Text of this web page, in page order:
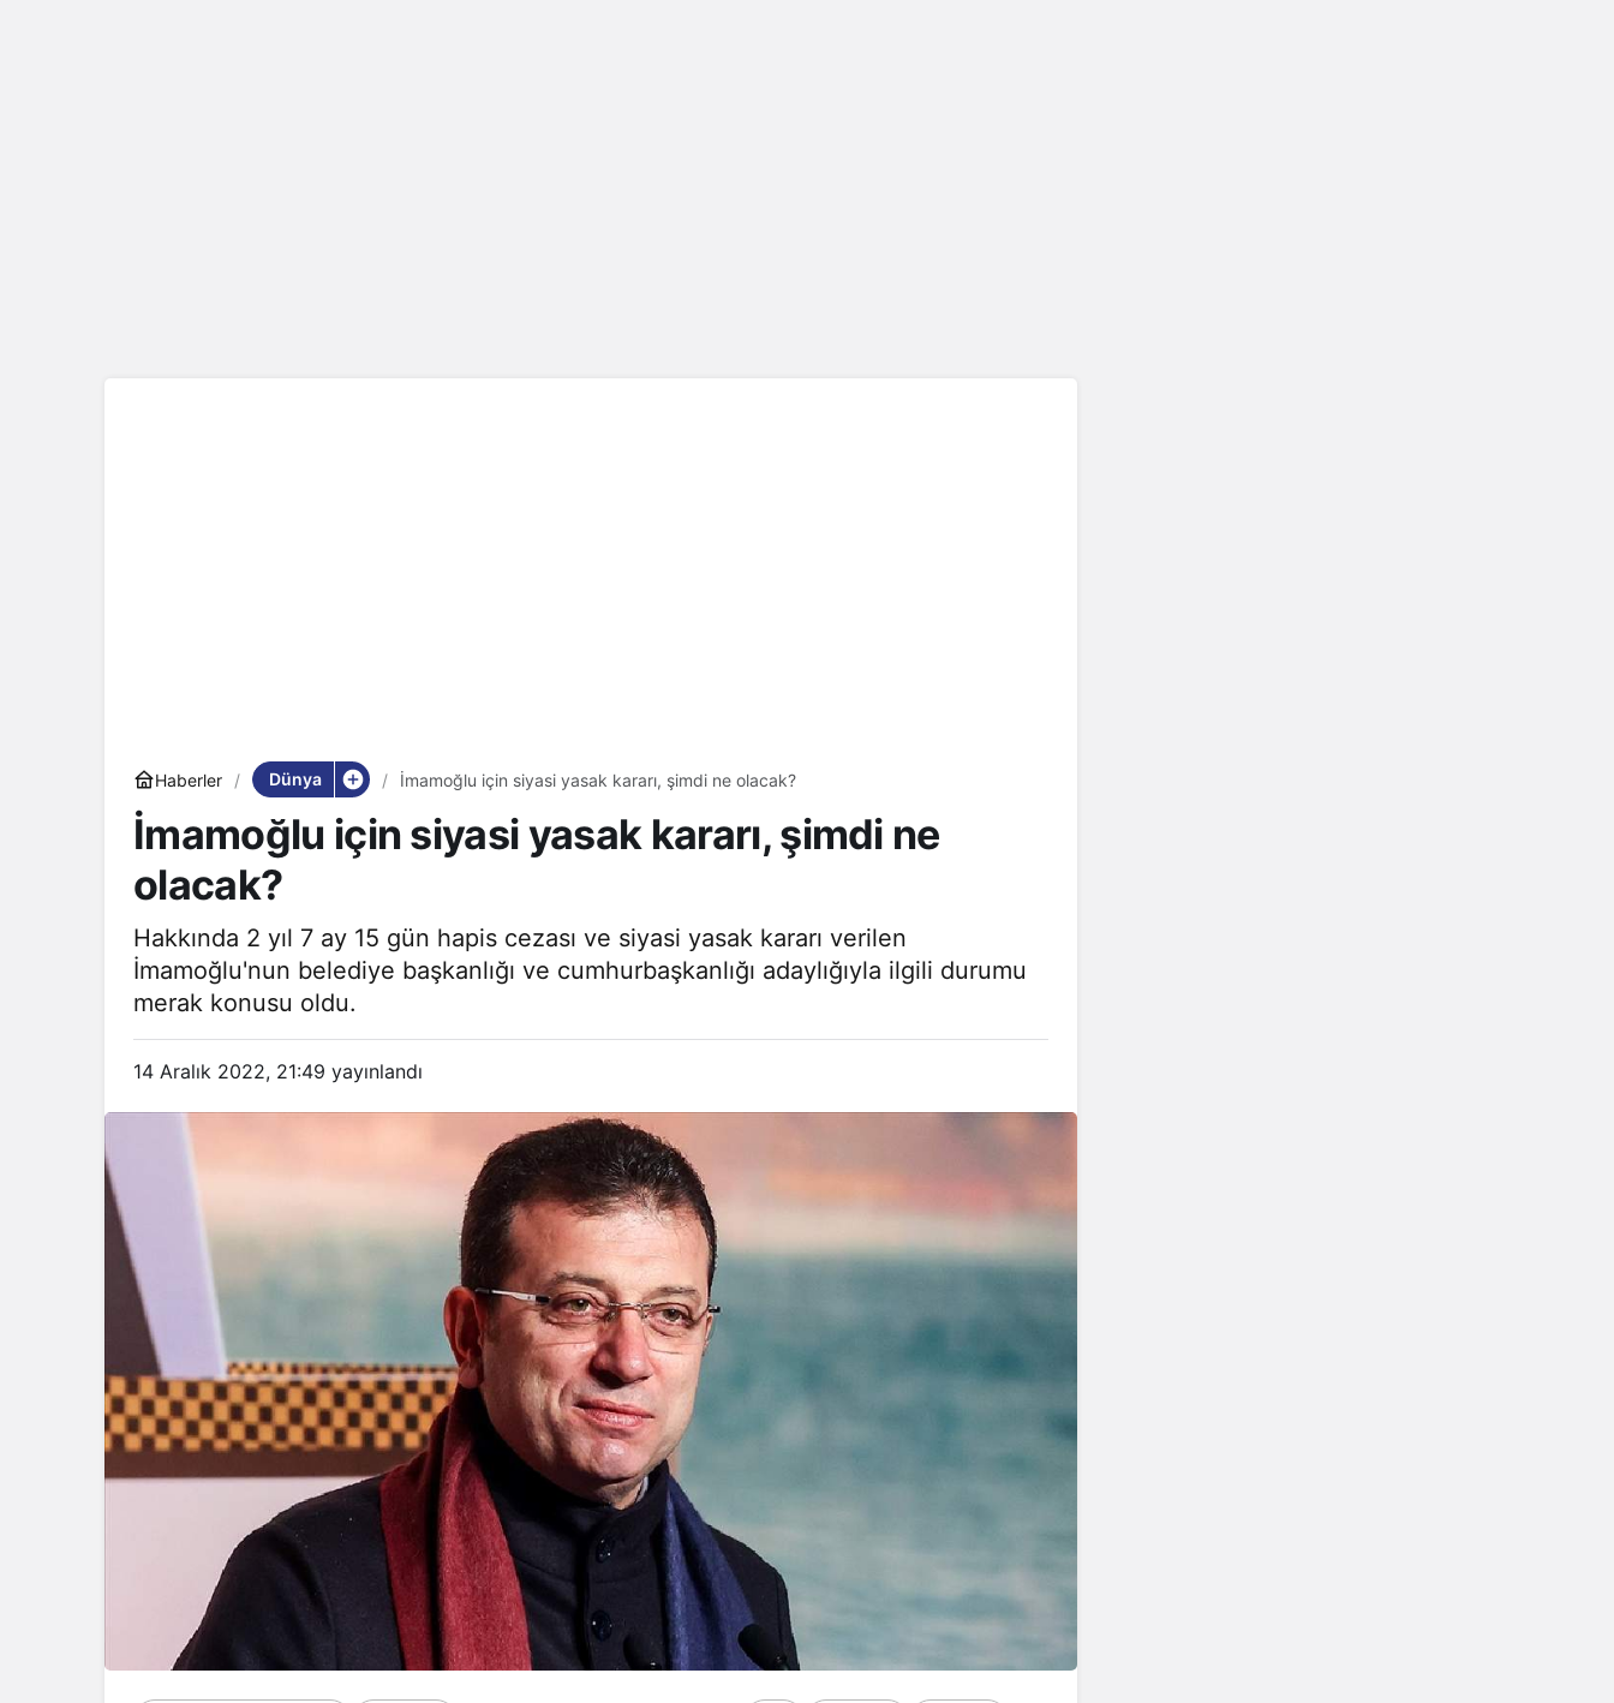
Haberler Dünya İmamoğlu için siyasi yasak kararı, şimdi ne olacak?
İmamoğlu için siyasi yasak kararı, şimdi ne
olacak?
Hakkında 2 yıl 7 ay 15 gün hapis cezası ve siyasi yasak kararı verilen
İmamoğlu'nun belediye başkanlığı ve cumhurbaşkanlığı adaylığıyla ilgili durumu
merak konusu oldu.
14 Aralık 2022, 21:49 yayınlandı